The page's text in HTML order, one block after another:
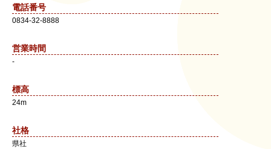
電話番号
0834-32-8888
営業時間
-
標高
24m
社格
県社